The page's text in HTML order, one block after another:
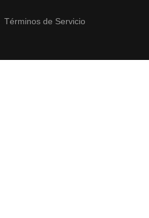
Términos de Servicio